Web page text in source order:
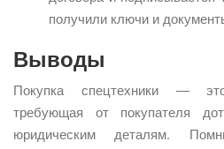
получили ключи и
Выводы
Покупка спецтехники —
требующая от покупателя
юридическим деталям.